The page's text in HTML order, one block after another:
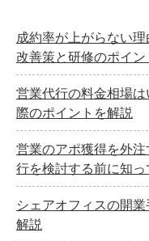
総務
成約率が上がらない
改善策と研修のポイ
営業代行の料金相場
際のポイントを解説
営業のアポ獲得を外
行を検討する前に知
シェアオフィスの開
解説